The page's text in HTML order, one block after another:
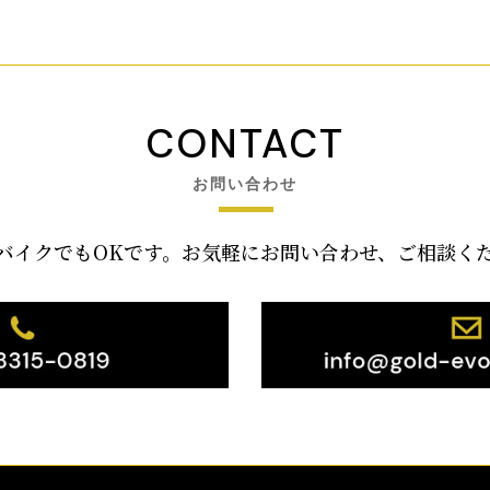
CONTACT
お問い合わせ
イクでもOKです。お気軽にお問い合わせ、ご相談く